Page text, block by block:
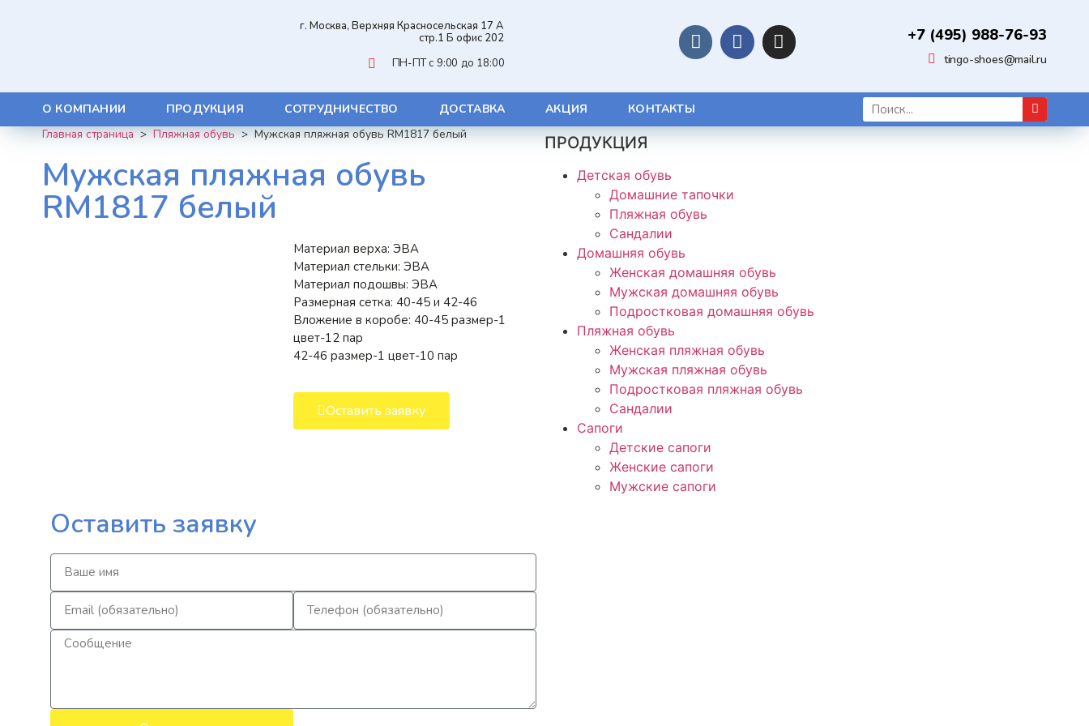
г. Москва, Верхняя Красносельская 17 А
стр.1 Б офис 202
ПН-ПТ с 9:00 до 18:00
+7 (495) 988-76-93
tingo-shoes@mail.ru
О КОМПАНИИ ПРОДУКЦИЯ СОТРУДНИЧЕСТВО ДОСТАВКА АКЦИЯ
КОНТАКТЫ
Главная страница>Пляжная обувь>Мужская пляжная обувь RM1817 белый
Мужская пляжная обувь
RM1817 белый
Материал верха: ЭВА
Материал стельки: ЭВА
Материал подошвы: ЭВА
Размерная сетка: 40-45 и 42-46
Вложение в коробе: 40-45 размер-1
цвет-12 пар
42-46 размер-1 цвет-10 пар
Оставить заявку
Оставить заявку
ПРОДУКЦИЯ
Детская обувь
Домашние тапочки
Пляжная обувь
Сандалии
Домашняя обувь
Женская домашняя обувь
Мужская домашняя обувь
Подростковая домашняя обувь
Пляжная обувь
Женская пляжная обувь
Мужская пляжная обувь
Подростковая пляжная обувь
Сандалии
Сапоги
Детские сапоги
Женские сапоги
Мужские сапоги